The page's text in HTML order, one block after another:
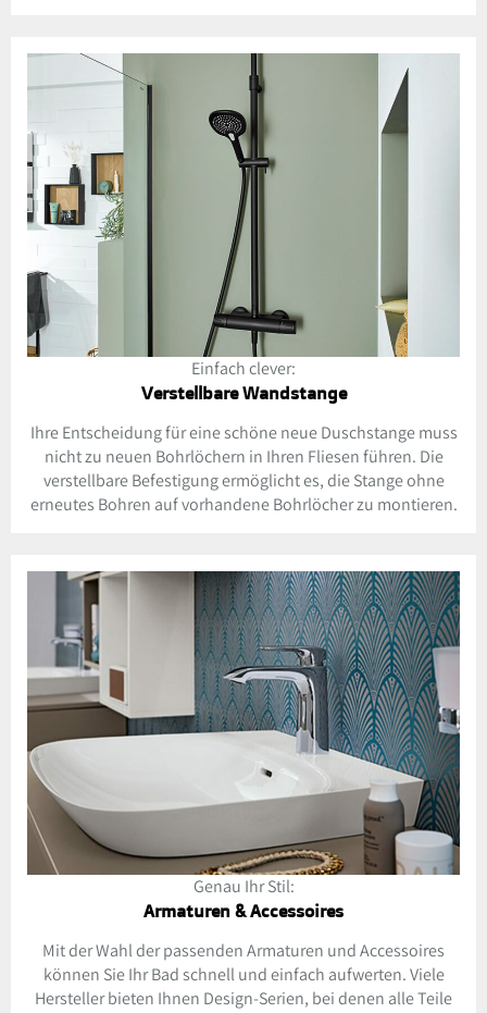
Einfach clever:
Verstellbare Wandstange
Ihre Entscheidung für eine schöne neue Duschstange muss
nicht zu neuen Bohrlöchern in Ihren Fliesen führen. Die
verstellbare Befestigung ermöglicht es, die Stange ohne
erneutes Bohren auf vorhandene Bohrlöcher zu montieren.
Genau Ihr Stil:
Armaturen & Accessoires
Mit der Wahl der passenden Armaturen und Accessoires
können Sie Ihr Bad schnell und einfach aufwerten. Viele
Hersteller bieten Ihnen Design-Serien, bei denen alle Teile